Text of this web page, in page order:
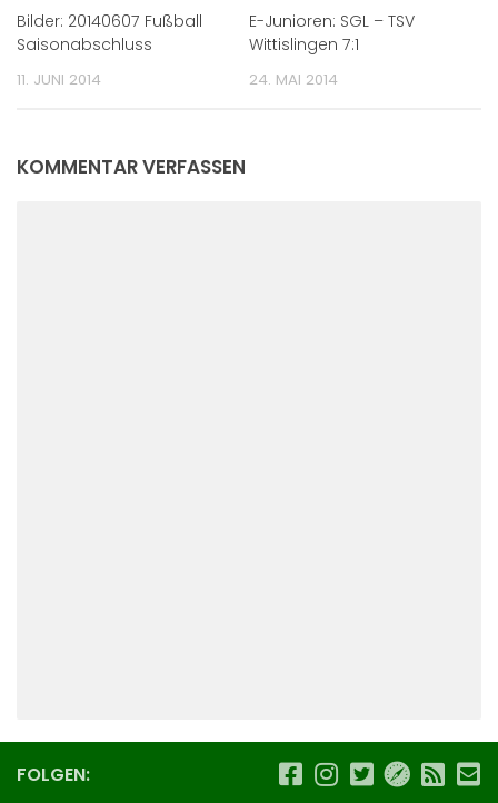
Bilder: 20140607 Fußball
Saisonabschluss
11. JUNI 2014
E-Junioren: SGL – TSV
Wittislingen 7:1
24. MAI 2014
KOMMENTAR VERFASSEN
FOLGEN: